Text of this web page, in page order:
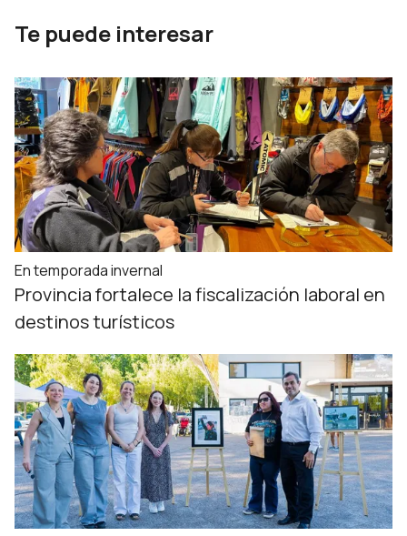
Te puede interesar
En temporada invernal
Provincia fortalece la fiscalización laboral en
destinos turísticos